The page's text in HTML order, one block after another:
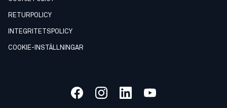
RETURPOLICY
INTEGRITETSPOLICY
COOKIE-INSTÄLLNINGAR